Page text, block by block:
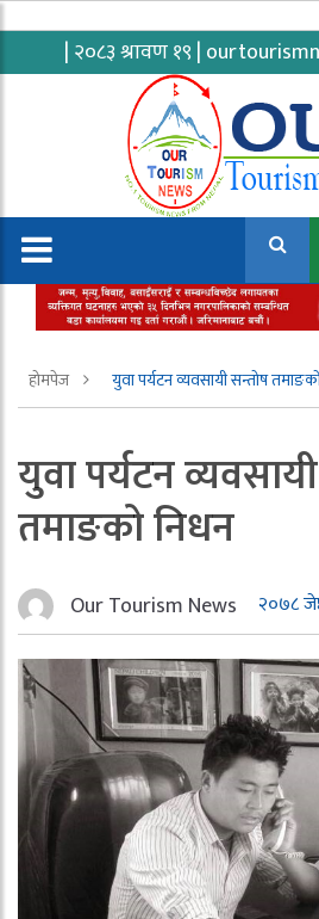
| २०८३ श्रावण १९ |
होमपेज युवा पर्यटन व्यवसायी सन्तोष
युवा पर्यटन
तमाङको निधन
Our Tourism News २०७८